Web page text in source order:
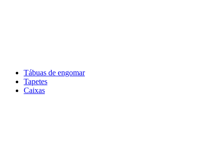
Tábuas de engomar
Tapetes
Caixas